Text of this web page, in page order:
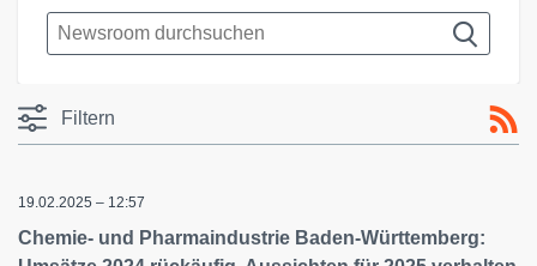
Filtern
19.02.2025 – 12:57
Chemie- und Pharmaindustrie Baden-Württemberg: